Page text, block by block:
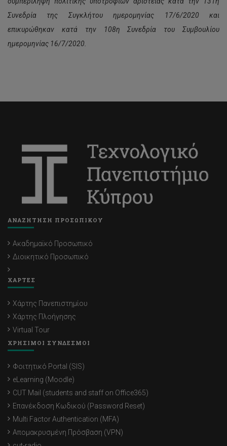
Συνεδρία της Συγκλήτου ημερομηνίας
17/6/2020 και
επικυρώθηκαν κατά την 108η Συνεδρία του Συμβουλίου
ημερομηνίας 16/7/2020
ΑΝΑΖΗΤΗΣΗ ΠΡΟΣΩΠΙΚΟΥ
Ακαδημαϊκό Προσωπικό
Διοικητικό Προσωπικό
ΧΑΡΤΕΣ
Χάρτης Πανεπιστημίου
Χάρτης Πλοήγησης
Virtual Tour
ΧΡΗΣΙΜΟΙ ΣΥΝΔΕΣΜΟΙ
Φοιτητικό Portal (SIS)
eLearning (Moodle)
CUT Mail (students and staff on Office365)
Επανέκδοση Κωδικού (Password Reset)
Multi Factor Authentication (MFA)
Απομακρυσμένη Πρόσβαση (VPN)